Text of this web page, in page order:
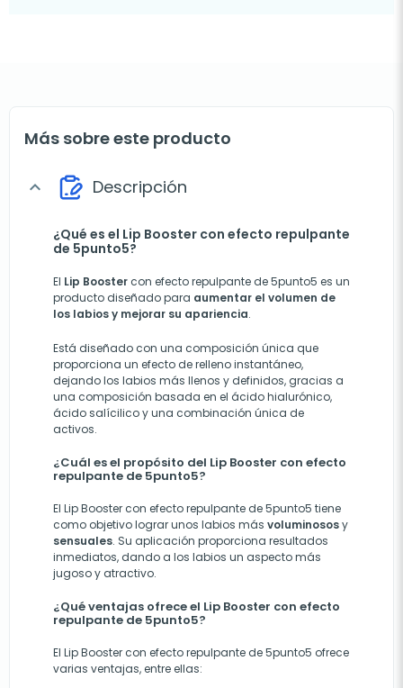
Más sobre este producto
expand_more Descripción
¿Qué es el Lip Booster con efecto repulpante
de 5punto5?
El Lip Booster con efecto repulpante de 5punto5 es un
producto diseñado para aumentar el volumen de
los labios y mejorar su apariencia.
Está diseñado con una composición única que
proporciona un efecto de relleno instantáneo,
dejando los labios más llenos y definidos, gracias a
una composición basada en el ácido hialurónico,
ácido salícilico y una combinación única de
activos.
¿Cuál es el propósito del Lip Booster con efecto
repulpante de 5punto5?
El Lip Booster con efecto repulpante de 5punto5 tiene
como objetivo lograr unos labios más voluminososy
sensuales. Su aplicación proporciona resultados
inmediatos, dando a los labios un aspecto más
jugoso y atractivo.
¿Qué ventajas ofrece el Lip Booster con efecto
repulpante de 5punto5?
El Lip Booster con efecto repulpante de 5punto5 ofrece
varias ventajas, entre ellas: